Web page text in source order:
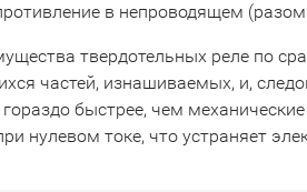
в непроводящем
твердотельных реле по
частей, изнашиваемых, и,
быстрее, чем
нулевом токе, что устраняет